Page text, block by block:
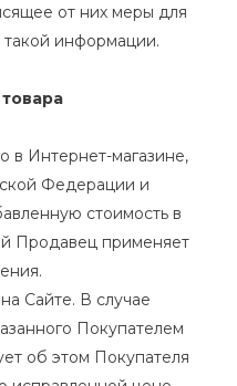
от них меры для
информации.
в Интернет-магазине,
Федерации и
стоимость в
Продавец применяет
Сайте. В случае
Покупателем
об этом Покупателя